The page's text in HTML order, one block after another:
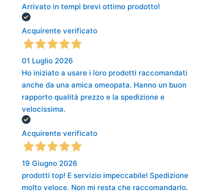
Arrivato in tempi brevi ottimo prodotto!
Acquirente verificato
01 Luglio 2026
Ho iniziato a usare i loro prodotti raccomandati
anche da una amica omeopata. Hanno un buon
rapporto qualità prezzo e la spedizione e
velocissima.
Acquirente verificato
19 Giugno 2026
prodotti top! E servizio impeccabile! Spedizione
molto veloce. Non mi resta che raccomandarlo.